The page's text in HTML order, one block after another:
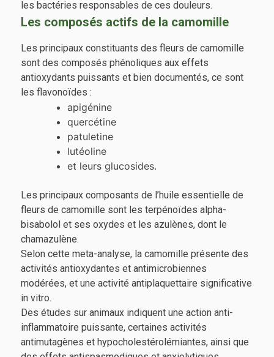
les bactéries responsables de ces douleurs.
Les composés actifs de la camomille
Les principaux constituants des fleurs de camomille
sont des composés phénoliques aux effets
antioxydants puissants et bien documentés, ce sont
les flavonoïdes :
apigénine
quercétine
patuletine
lutéoline
et leurs glucosides.
Les principaux composants de l’huile essentielle de
fleurs de camomille sont les terpénoïdes alpha-
bisabolol et ses oxydes et les azulènes, dont le
chamazulène.
Selon cette meta-analyse, la camomille présente des
activités antioxydantes et antimicrobiennes
modérées, et une activité antiplaquettaire significative
in vitro.
Des études sur animaux indiquent une action anti-
inflammatoire puissante, certaines activités
antimutagènes et hypocholestérolémiantes, ainsi que